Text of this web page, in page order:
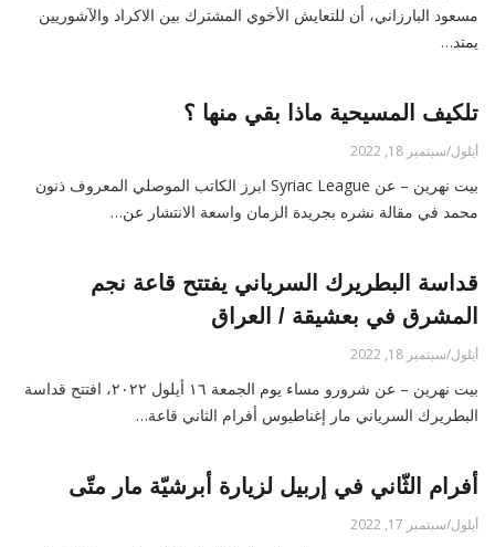
مسعود البارزاني، أن للتعايش الأخوي المشترك بين الاكراد والآشوريين
يمتد…
تلكيف المسيحية ماذا بقي منها ؟
أيلول/سبتمبر 18, 2022
بيت نهرين – عن Syriac League ابرز الكاتب الموصلي المعروف ذنون
محمد في مقالة نشره بجريدة الزمان واسعة الانتشار عن…
قداسة البطريرك السرياني يفتتح قاعة نجم
المشرق في بعشيقة / العراق
أيلول/سبتمبر 18, 2022
بيت نهرين – عن شرورو مساء يوم الجمعة ١٦ أيلول ٢٠٢٢، افتتح قداسة
البطريرك السرياني مار إغناطيوس أفرام الثاني قاعة…
أفرام الثّاني في إربيل لزيارة أبرشيّة مار متّى
أيلول/سبتمبر 17, 2022